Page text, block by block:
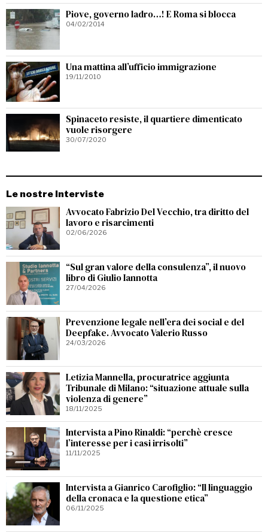
Piove, governo ladro…! E Roma si blocca
04/02/2014
Una mattina all’ufficio immigrazione
19/11/2010
Spinaceto resiste, il quartiere dimenticato
vuole risorgere
30/07/2020
Le nostre Interviste
Avvocato Fabrizio Del Vecchio, tra diritto del
lavoro e risarcimenti
02/06/2026
“Sul gran valore della consulenza”, il nuovo
libro di Giulio Iannotta
27/04/2026
Prevenzione legale nell’era dei social e del
Deepfake. Avvocato Valerio Russo
24/03/2026
Letizia Mannella, procuratrice aggiunta
Tribunale di Milano: “situazione attuale sulla
violenza di genere”
18/11/2025
Intervista a Pino Rinaldi: “perchè cresce
l’interesse per i casi irrisolti”
11/11/2025
Intervista a Gianrico Carofiglio: “Il linguaggio
della cronaca e la questione etica”
06/11/2025